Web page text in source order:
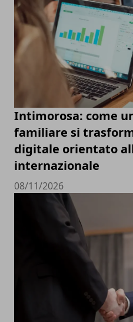
Intimorosa: come
familiare si
digitale orientato
internazionale
08/11/2026